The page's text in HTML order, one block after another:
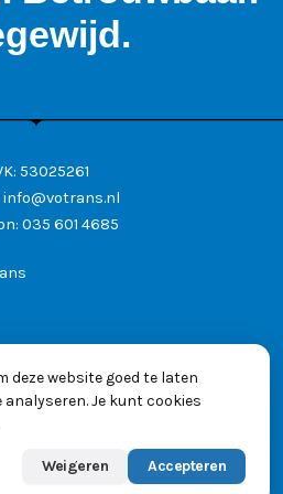
53025261
info@votrans.nl
035 601 4685
deze website goed te laten
Je kunt cookies
Weigeren Accepteren